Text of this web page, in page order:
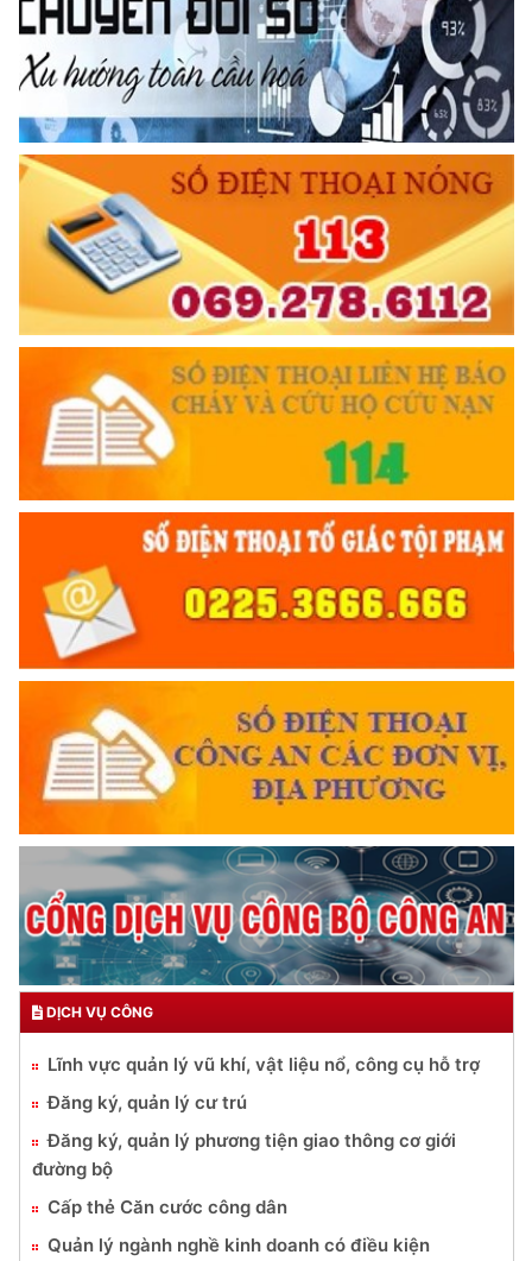
DỊCH VỤ CÔNG
Lĩnh vực quản lý vũ khí, vật liệu nổ, công cụ hỗ trợ
Đăng ký, quản lý cư trú
Đăng ký, quản lý phương tiện giao thông cơ giới
đường bộ
Cấp thẻ Căn cước công dân
Quản lý ngành nghề kinh doanh có điều kiện